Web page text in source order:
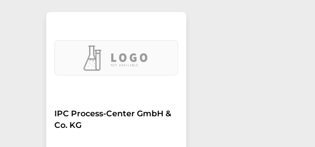
IPC Process-Center GmbH &
Co. KG